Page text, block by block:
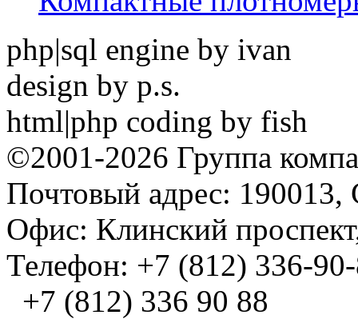
php|sql engine by ivan
design by p.s.
html|php coding by fish
©2001-2026 Группа
Почтовый адрес: 190013,
Офис: Клинский
Телефон: +7 (812) 336-
+7 (812) 336 90 88